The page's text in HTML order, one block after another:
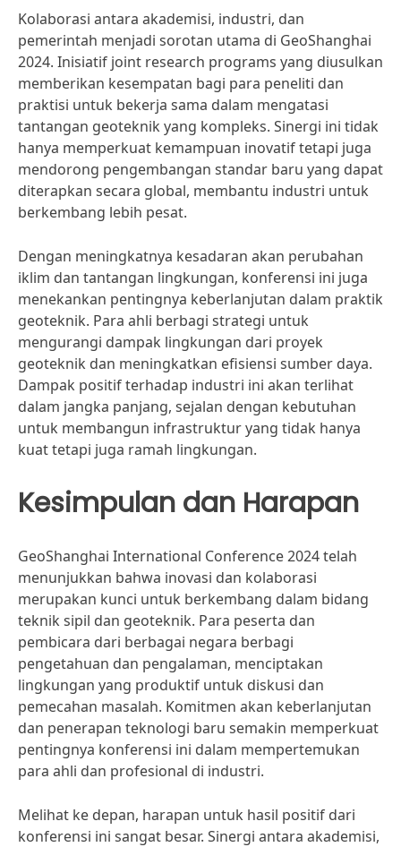
Kolaborasi antara akademisi, industri, dan
pemerintah menjadi sorotan utama di GeoShanghai
2024. Inisiatif joint research programs yang diusulkan
memberikan kesempatan bagi para peneliti dan
praktisi untuk bekerja sama dalam mengatasi
tantangan geoteknik yang kompleks. Sinergi ini tidak
hanya memperkuat kemampuan inovatif tetapi juga
mendorong pengembangan standar baru yang dapat
diterapkan secara global, membantu industri untuk
berkembang lebih pesat.
Dengan meningkatnya kesadaran akan perubahan
iklim dan tantangan lingkungan, konferensi ini juga
menekankan pentingnya keberlanjutan dalam praktik
geoteknik. Para ahli berbagi strategi untuk
mengurangi dampak lingkungan dari proyek
geoteknik dan meningkatkan efisiensi sumber daya.
Dampak positif terhadap industri ini akan terlihat
dalam jangka panjang, sejalan dengan kebutuhan
untuk membangun infrastruktur yang tidak hanya
kuat tetapi juga ramah lingkungan.
Kesimpulan dan Harapan
GeoShanghai International Conference 2024 telah
menunjukkan bahwa inovasi dan kolaborasi
merupakan kunci untuk berkembang dalam bidang
teknik sipil dan geoteknik. Para peserta dan
pembicara dari berbagai negara berbagi
pengetahuan dan pengalaman, menciptakan
lingkungan yang produktif untuk diskusi dan
pemecahan masalah. Komitmen akan keberlanjutan
dan penerapan teknologi baru semakin memperkuat
pentingnya konferensi ini dalam mempertemukan
para ahli dan profesional di industri.
Melihat ke depan, harapan untuk hasil positif dari
konferensi ini sangat besar. Sinergi antara akademisi,